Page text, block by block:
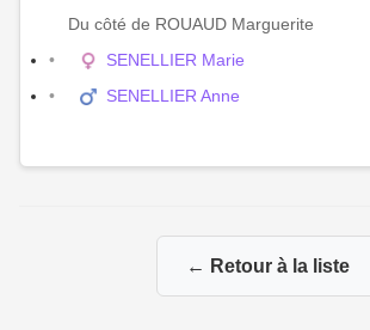
Du côté de ROUAUD Marguerite
SENELLIER Marie
SENELLIER Anne
← Retour à la liste